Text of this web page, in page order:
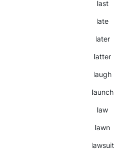
last
late
later
latter
laugh
launch
law
lawn
lawsuit